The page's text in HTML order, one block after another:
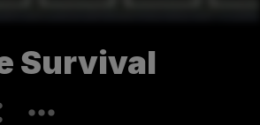
Survival